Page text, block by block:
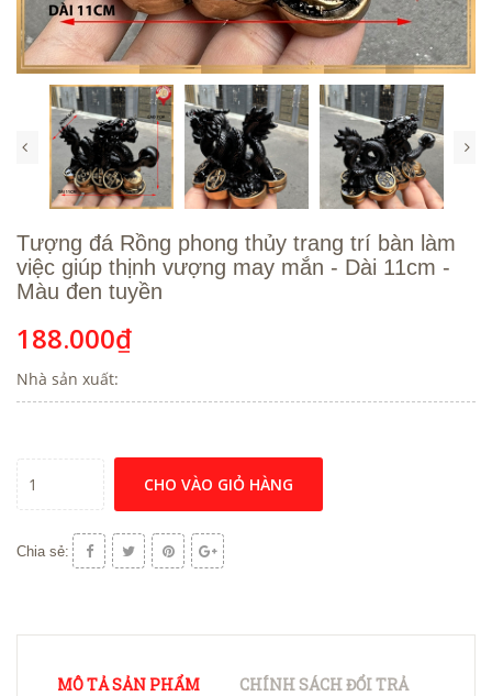
Tượng đá Rồng phong thủy trang trí bàn làm
việc giúp thịnh vượng may mắn - Dài 11cm -
Màu đen tuyền
188.000₫
Nhà sản xuất:
CHO VÀO GIỎ HÀNG
Chia sẻ:
MÔ TẢ SẢN PHẨM
CHÍNH SÁCH ĐỔI TRẢ